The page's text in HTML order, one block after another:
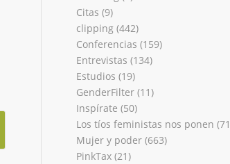
Citas (9)
clipping(442)
Conferencias (159)
Entrevistas (134)
Estudios (19)
GenderFilter(11)
Inspírate (50)
Los tíos feministas nos ponen
Mujer y poder(663)
PinkTax(21)